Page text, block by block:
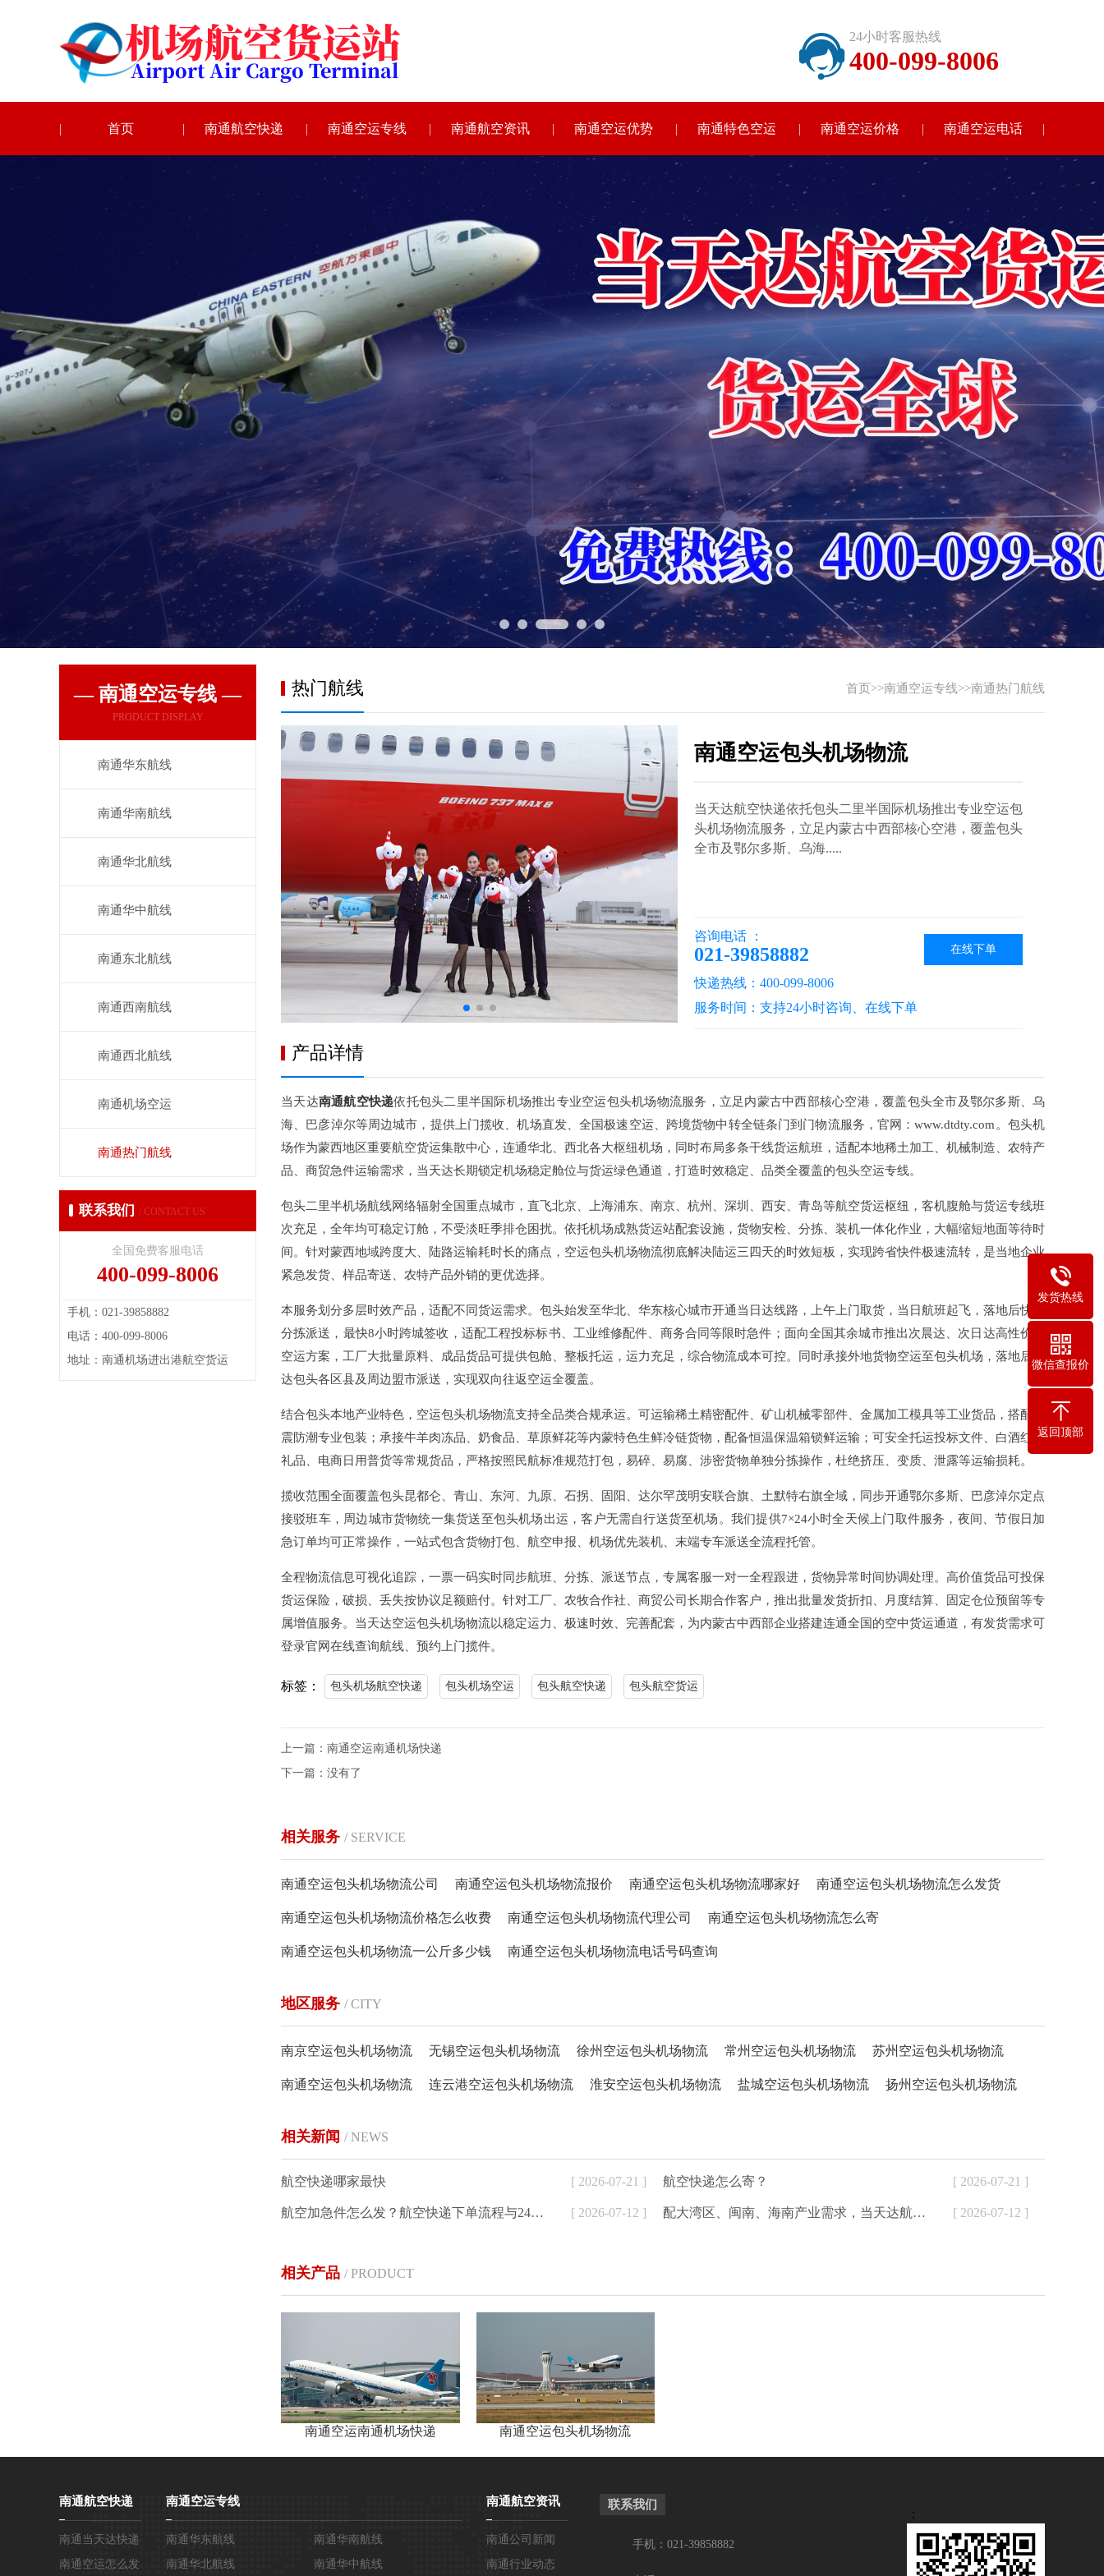
24小时客服热线
400-099-8006
首页 南通航空快递 南通空运专线 南通航空资讯 南通空运优势 南通特色空运 南通空运价格 南通空运电话
— 南通空运专线 —
PRODUCT DISPLAY
南通华东航线
南通华南航线
南通华北航线
南通华中航线
南通东北航线
南通西南航线
南通西北航线
南通机场空运
南通热门航线
联系我们 / CONTACT US
全国免费客服电话
400-099-8006
手机：021-39858882
电话：400-099-8006
地址：南通机场进出港航空货运
首页>>南通空运专线>>南通热门航线
热门航线
南通空运包头机场物流
当天达航空快递依托包头二里半国际机场推出专业空运包
头机场物流服务，立足内蒙古中西部核心空港，覆盖包头
全市及鄂尔多斯、乌海.....
在线下单
咨询电话 ：
021-39858882
快递热线：400-099-8006
服务时间：支持24小时咨询、在线下单
产品详情
当天达南通航空快递依托包头二里半国际机场推出专业空运包头机场物流服务，立足内蒙古中西部核心空港，覆盖包头全市及鄂尔多斯、乌
海、巴彦淖尔等周边城市，提供上门揽收、机场直发、全国极速空运、跨境货物中转全链条门到门物流服务，官网：www.dtdty.com。包头机
场作为蒙西地区重要航空货运集散中心，连通华北、西北各大枢纽机场，同时布局多条干线货运航班，适配本地稀土加工、机械制造、农特产
品、商贸急件运输需求，当天达长期锁定机场稳定舱位与货运绿色通道，打造时效稳定、品类全覆盖的包头空运专线。
包头二里半机场航线网络辐射全国重点城市，直飞北京、上海浦东、南京、杭州、深圳、西安、青岛等航空货运枢纽，客机腹舱与货运专线班
次充足，全年均可稳定订舱，不受淡旺季排仓困扰。依托机场成熟货运站配套设施，货物安检、分拣、装机一体化作业，大幅缩短地面等待时
间。针对蒙西地域跨度大、陆路运输耗时长的痛点，空运包头机场物流彻底解决陆运三四天的时效短板，实现跨省快件极速流转，是当地企业
紧急发货、样品寄送、农特产品外销的更优选择。
本服务划分多层时效产品，适配不同货运需求。包头始发至华北、华东核心城市开通当日达线路，上午上门取货，当日航班起飞，落地后快速
分拣派送，最快8小时跨城签收，适配工程投标标书、工业维修配件、商务合同等限时急件；面向全国其余城市推出次晨达、次日达高性价比
空运方案，工厂大批量原料、成品货品可提供包舱、整板托运，运力充足，综合物流成本可控。同时承接外地货物空运至包头机场，落地后直
达包头各区县及周边盟市派送，实现双向往返空运全覆盖。
结合包头本地产业特色，空运包头机场物流支持全品类合规承运。可运输稀土精密配件、矿山机械零部件、金属加工模具等工业货品，搭配防
震防潮专业包装；承接牛羊肉冻品、奶食品、草原鲜花等内蒙特色生鲜冷链货物，配备恒温保温箱锁鲜运输；可安全托运投标文件、白酒红酒
礼品、电商日用普货等常规货品，严格按照民航标准规范打包，易碎、易腐、涉密货物单独分拣操作，杜绝挤压、变质、泄露等运输损耗。
揽收范围全面覆盖包头昆都仑、青山、东河、九原、石拐、固阳、达尔罕茂明安联合旗、土默特右旗全域，同步开通鄂尔多斯、巴彦淖尔定点
接驳班车，周边城市货物统一集货送至包头机场出运，客户无需自行送货至机场。我们提供7×24小时全天候上门取件服务，夜间、节假日加
急订单均可正常操作，一站式包含货物打包、航空申报、机场优先装机、末端专车派送全流程托管。
全程物流信息可视化追踪，一票一码实时同步航班、分拣、派送节点，专属客服一对一全程跟进，货物异常时间协调处理。高价值货品可投保
货运保险，破损、丢失按协议足额赔付。针对工厂、农牧合作社、商贸公司长期合作客户，推出批量发货折扣、月度结算、固定仓位预留等专
属增值服务。当天达空运包头机场物流以稳定运力、极速时效、完善配套，为内蒙古中西部企业搭建连通全国的空中货运通道，有发货需求可
登录官网在线查询航线、预约上门揽件。
标签： 包头机场航空快递 包头机场空运 包头航空快递 包头航空货运
上一篇： 南通空运南通机场快递
下一篇：没有了
相关服务 / SERVICE
南通空运包头机场物流公司 南通空运包头机场物流报价 南通空运包头机场物流哪家好 南通空运包头机场物流怎么发货
南通空运包头机场物流价格怎么收费 南通空运包头机场物流代理公司 南通空运包头机场物流怎么寄
南通空运包头机场物流一公斤多少钱 南通空运包头机场物流电话号码查询
地区服务 / CITY
南京空运包头机场物流 无锡空运包头机场物流 徐州空运包头机场物流 常州空运包头机场物流 苏州空运包头机场物流
南通空运包头机场物流 连云港空运包头机场物流 淮安空运包头机场物流 盐城空运包头机场物流 扬州空运包头机场物流
相关新闻 / NEWS
航空快递哪家最快 [ 2026-07-21 ] 航空快递怎么寄？ [ 2026-07-21 ]
航空加急件怎么发？航空快递下单流程与24小时寄件方式详解 [ 2026-07-12 ] 配大湾区、闽南、海南产业需求，当天达航空快递为外贸、生鲜、制造企业提供加急空运解决方案 [ 2026-07-12 ]
相关产品 / PRODUCT
南通空运南通机场快递 南通空运包头机场物流
南通航空快递
南通当天达快递
南通空运怎么发
南通空运专线
南通华东航线
南通华南航线
南通华北航线
南通华中航线
南通航空资讯
南通公司新闻
南通行业动态
：
联系我们
手机：021-39858882
发货热线
微信查报价
返回顶部